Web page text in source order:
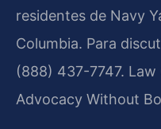
residentes de Navy
Columbia. Para
(888) 437-7747. Law
Advocacy Without